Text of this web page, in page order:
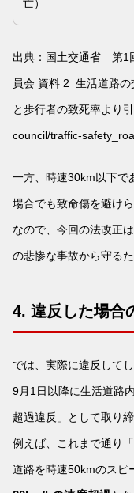
亡）
出典：国土交通省 第1
員会 資料 2 生活道路
と歩行者の致死率より
council/traffic-
一方、時速30km以下で
場合でも致命傷を避け
なので、今回の法改正は
の悲惨な事故から守る
4. 違反した場合
では、実際に違反して
9月1日以降に生活道路
超過違反」として取り
例えば、 これまで通り
道路を時速50kmのスピ